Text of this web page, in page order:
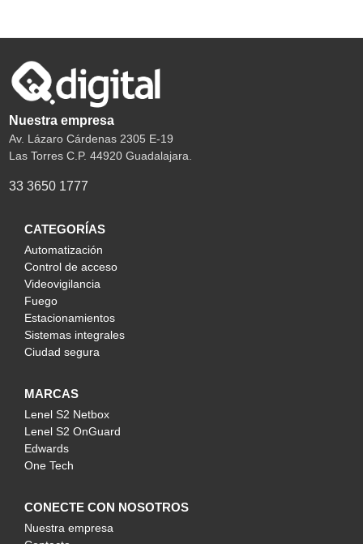
Nuestra empresa
Av. Lázaro Cárdenas 2305 E-19
Las Torres C.P. 44920 Guadalajara.
33 3650 1777
CATEGORÍAS
Automatización
Control de acceso
Videovigilancia
Fuego
Estacionamientos
Sistemas integrales
Ciudad segura
MARCAS
Lenel S2 Netbox
Lenel S2 OnGuard
Edwards
One Tech
CONECTE CON NOSOTROS
Nuestra empresa